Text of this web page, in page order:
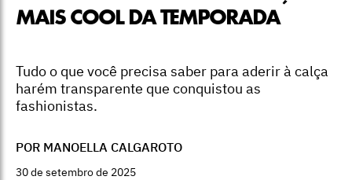
MAIS COOL DA TEMPORADA
Tudo o que você precisa saber para aderir à calça
harém transparente que conquistou as
fashionistas.
POR MANOELLA CALGAROTO
30 de setembro de 2025